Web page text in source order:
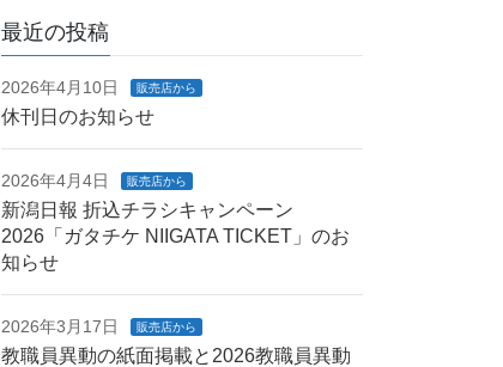
最近の投稿
2026年4月10日 販売店から
休刊日のお知らせ
2026年4月4日 販売店から
新潟日報 折込チラシキャンペーン
2026「ガタチケ NIIGATA TICKET」のお
知らせ
2026年3月17日 販売店から
教職員異動の紙面掲載と2026教職員異動